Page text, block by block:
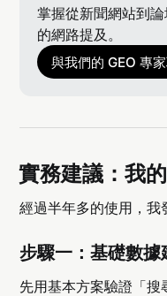
掌握從新聞網站到
的網路提及。
與我們的 GEO 專
實務建議：我
經過半年多的使用，我
步驟一：基礎數據
先用基本方案驗證「